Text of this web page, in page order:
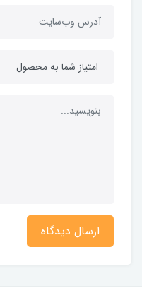
ارسال دیدگاه